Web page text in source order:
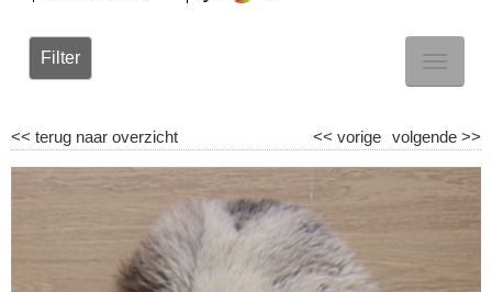
Filter
<< terug naar overzicht volgende >>
<< vorige